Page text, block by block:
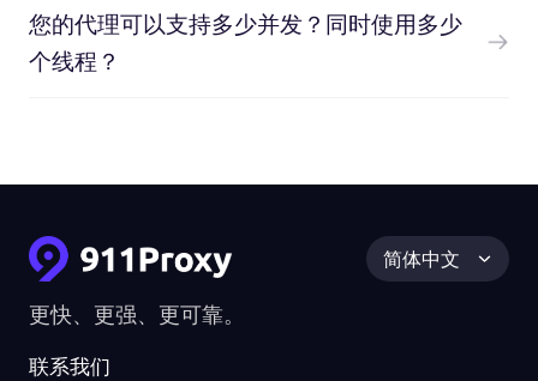
您的代理可以支持多少并发？同时使用多少
个线程？
更快、更强、更可靠。
联系我们
简体中文